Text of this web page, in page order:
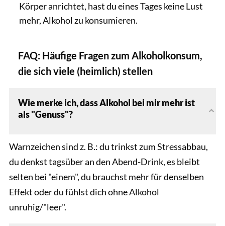
Körper anrichtet, hast du eines Tages keine Lust
mehr, Alkohol zu konsumieren.
FAQ: Häufige Fragen zum Alkoholkonsum,
die sich viele (heimlich) stellen
Wie merke ich, dass Alkohol bei mir mehr ist
als "Genuss"?
Warnzeichen sind z. B.: du trinkst zum Stressabbau,
du denkst tagsüber an den Abend-Drink, es bleibt
selten bei "einem", du brauchst mehr für denselben
Effekt oder du fühlst dich ohne Alkohol
unruhig/"leer".